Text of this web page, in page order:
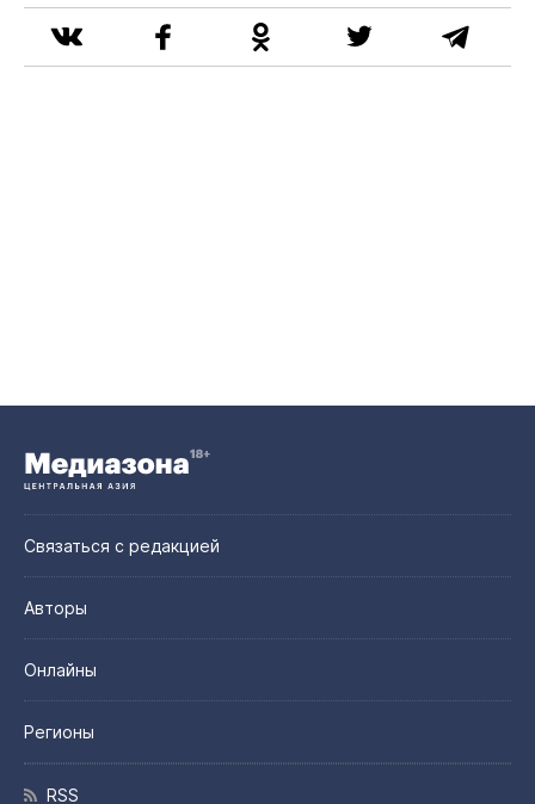
Связаться с редакцией
Авторы
Онлайны
Регионы
RSS